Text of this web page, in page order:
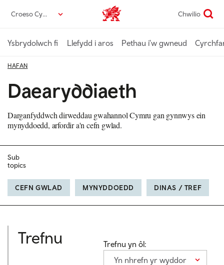
gynnwys
Croeso Cymru Croeso Cymru home Chwilio
Ysbrydolwch fi Llefydd i aros Pethau i'w gwneud
HAFAN
Daearyddiaeth
Darganfyddwch dirweddau gwahannol Cymru gan gynnwys ein
mynyddoedd, arfordir a'n cefn gwlad.
Sub
topics
CEFN GWLAD MYNYDDOEDD DINAS / TREF
Trefnu
Trefnu yn ôl:
Yn nhrefn yr wyddor